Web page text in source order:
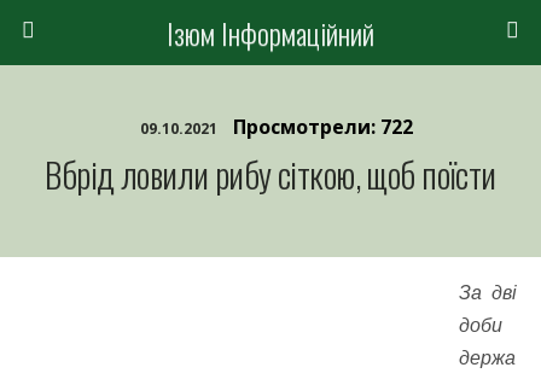
Ізюм Інформаційний
09.10.2021 Просмотрели: 722
Вбрід ловили рибу сіткою, щоб поїсти
За дві
доби
держа